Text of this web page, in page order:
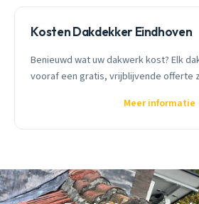
Kosten Dakdekker Eindhoven
Benieuwd wat uw dakwerk kost? Elk
vooraf een gratis, vrijblijvende offerte
Meer informatie